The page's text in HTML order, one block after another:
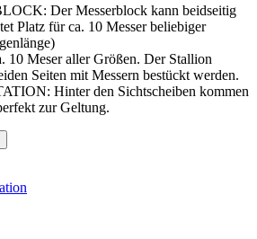
Der Messerblock kann beidseitig
Platz für ca. 10 Messer beliebiger
Meser aller Größen. Der Stallion
Seiten mit Messern bestückt werden.
Hinter den Sichtscheiben kommen
zur Geltung.